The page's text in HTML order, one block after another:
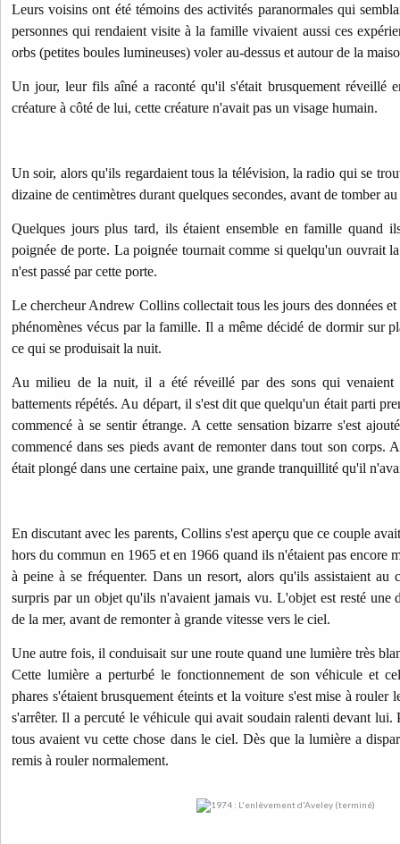
Leurs voisins ont été témoins des activités paranormales qui
personnes qui rendaient visite à la famille vivaient aussi ces
orbs (petites boules lumineuses) voler au-dessus et autour de la
Un jour, leur fils aîné a raconté qu'il s'était brusquement réveillé
créature à côté de lui, cette créature n'avait pas un visage humain.
Un soir, alors qu'ils regardaient tous la télévision, la radio qui se
dizaine de centimètres durant quelques secondes, avant de tomber
Quelques jours plus tard, ils étaient ensemble en famille quand
poignée de porte. La poignée tournait comme si quelqu'un ouvrait
n'est passé par cette porte.
Le chercheur Andrew Collins collectait tous les jours des données et
phénomènes vécus par la famille. Il a même décidé de dormir sur
ce qui se produisait la nuit.
Au milieu de la nuit, il a été réveillé par des sons qui venaient
battements répétés. Au départ, il s'est dit que quelqu'un était parti
commencé à se sentir étrange. A cette sensation bizarre s'est
commencé dans ses pieds avant de remonter dans tout son corps.
était plongé dans une certaine paix, une grande tranquillité qu'il
En discutant avec les parents, Collins s'est aperçu que ce couple
hors du commun en 1965 et en 1966 quand ils n'étaient pas encore
à peine à se fréquenter. Dans un resort, alors qu'ils assistaient
surpris par un objet qu'ils n'avaient jamais vu. L'objet est resté une
de la mer, avant de remonter à grande vitesse vers le ciel.
Une autre fois, il conduisait sur une route quand une lumière très
Cette lumière a perturbé le fonctionnement de son véhicule et
phares s'étaient brusquement éteints et la voiture s'est mise à rouler
s'arrêter. Il a percuté le véhicule qui avait soudain ralenti devant lui.
tous avaient vu cette chose dans le ciel. Dès que la lumière a
remis à rouler normalement.